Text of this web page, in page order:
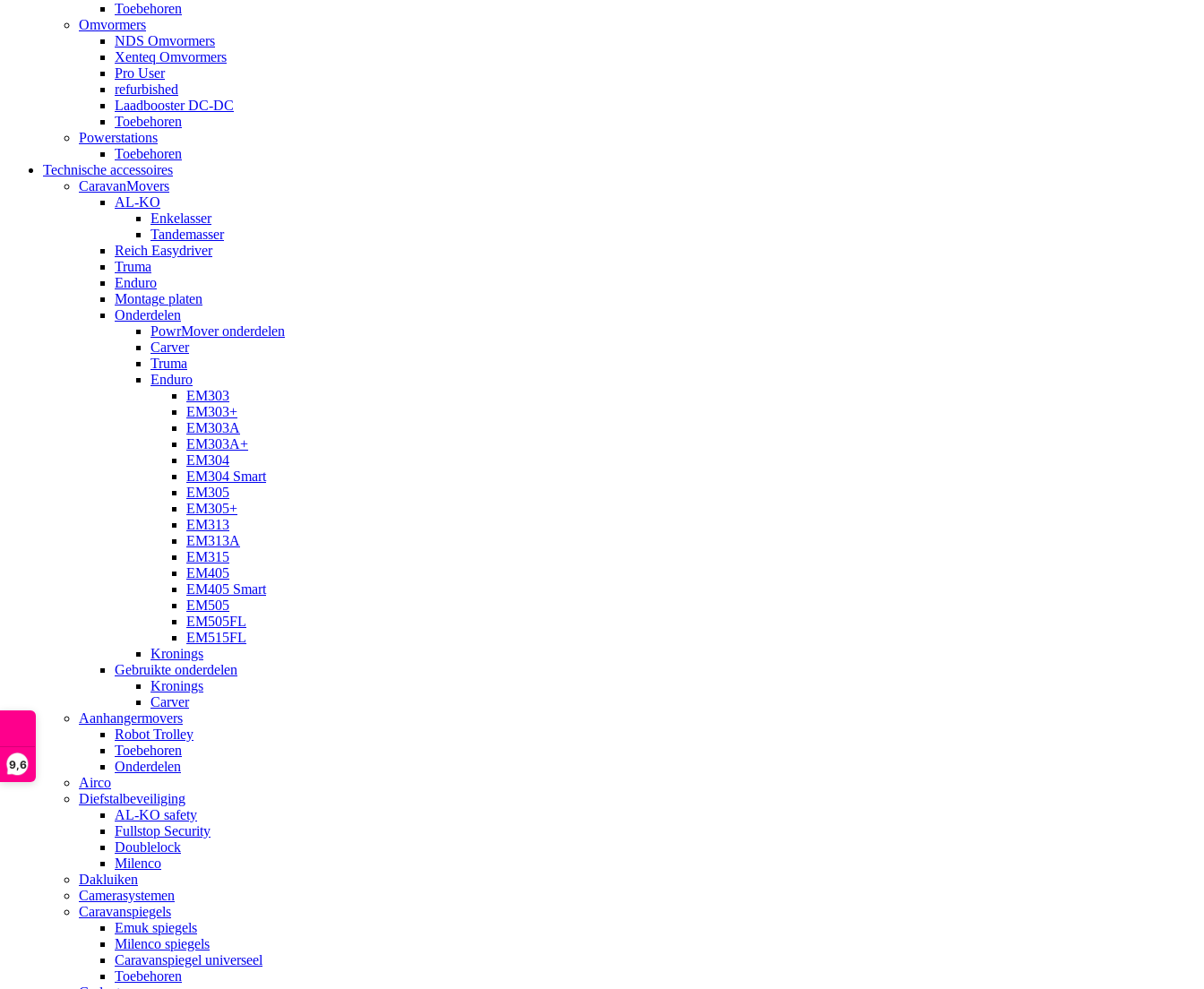
9,6
Toebehoren
Omvormers
NDS Omvormers
Xenteq Omvormers
Pro User
refurbished
Laadbooster DC-DC
Toebehoren
Powerstations
Toebehoren
Technische accessoires
CaravanMovers
AL-KO
Enkelasser
Tandemasser
Reich Easydriver
Truma
Enduro
Montage platen
Onderdelen
PowrMover onderdelen
Carver
Truma
Enduro
EM303
EM303+
EM303A
EM303A+
EM304
EM304 Smart
EM305
EM305+
EM313
EM313A
EM315
EM405
EM405 Smart
EM505
EM505FL
EM515FL
Kronings
Gebruikte onderdelen
Kronings
Carver
Aanhangermovers
Robot Trolley
Toebehoren
Onderdelen
Airco
Diefstalbeveiliging
AL-KO safety
Fullstop Security
Doublelock
Milenco
Dakluiken
Camerasystemen
Caravanspiegels
Emuk spiegels
Milenco spiegels
Caravanspiegel universeel
Toebehoren